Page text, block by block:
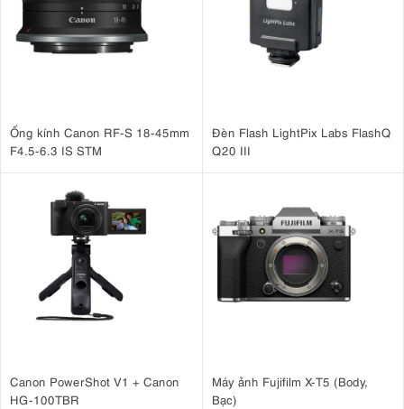
Ống kính Canon RF-S 18-45mm
F4.5-6.3 IS STM
Đèn Flash LightPix Labs FlashQ
Q20 III
Canon PowerShot V1 + Canon
HG-100TBR
Máy ảnh Fujifilm X-T5 (Body,
Bạc)